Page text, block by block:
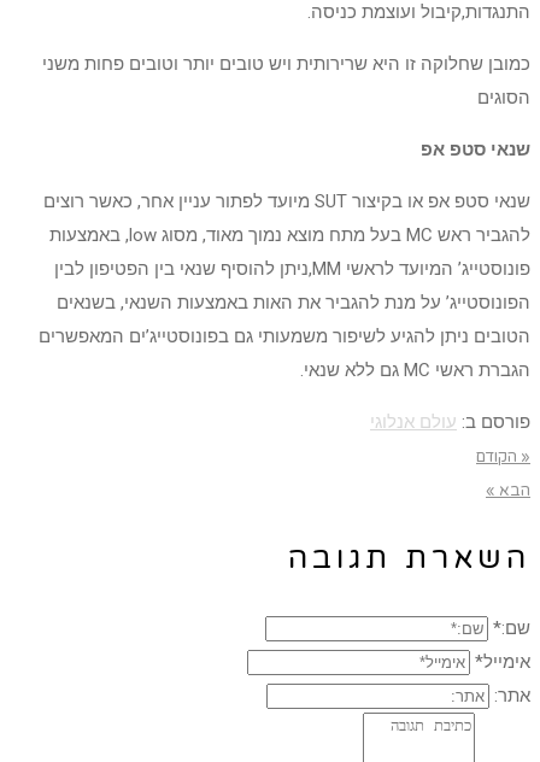
התנגדות,קיבול ועוצמת כניסה.
כמובן שחלוקה זו היא שרירותית ויש טובים יותר וטובים פחות משני
הסוגים
שנאי סטפ אפ
שנאי סטפ אפ או בקיצור SUT מיועד לפתור עניין אחר, כאשר רוצים
להגביר ראש MC בעל מתח מוצא נמוך מאוד, מסוג low, באמצעות
פונוסטייג’ המיועד לראשי MM,ניתן להוסיף שנאי בין הפטיפון לבין
הפונוסטייג’ על מנת להגביר את האות באמצעות השנאי, בשנאים
הטובים ניתן להגיע לשיפור משמעותי גם בפונוסטייג’ים המאפשרים
הגברת ראשי MC גם ללא שנאי.
פורסם ב: עולם אנלוגי
« הקודם
הבא »
השארת תגובה
שם:*
אימייל*
אתר: